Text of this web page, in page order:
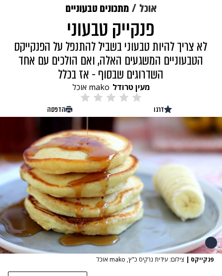
אוכל מתכונים טבעוניים
פנקייק טבעוני
לא צריך להיות טבעוני בשביל להתנפל על הפנקייקס
הטבעוניים המשגעים האלה, ואם הולכים עם אחד
השדרוגים שבסוף - אז בכלל
מעין טרודל mako אוכל
דרגו הדפסה
פנקייקס | צילום: עידית נרקיס כ"ץ, mako אוכל